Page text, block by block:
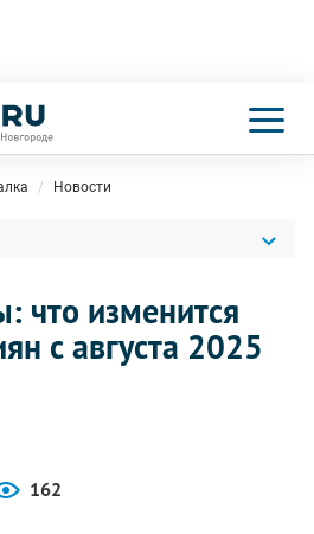
Новости
что изменится
с августа 2025
162